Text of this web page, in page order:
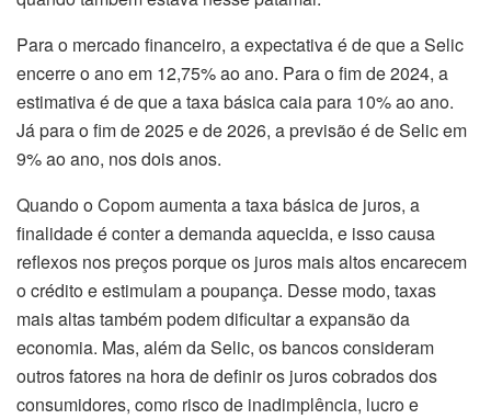
Para o mercado financeiro, a expectativa é de que a Selic
encerre o ano em 12,75% ao ano. Para o fim de 2024, a
estimativa é de que a taxa básica caia para 10% ao ano.
Já para o fim de 2025 e de 2026, a previsão é de Selic em
9% ao ano, nos dois anos.
Quando o Copom aumenta a taxa básica de juros, a
finalidade é conter a demanda aquecida, e isso causa
reflexos nos preços porque os juros mais altos encarecem
o crédito e estimulam a poupança. Desse modo, taxas
mais altas também podem dificultar a expansão da
economia. Mas, além da Selic, os bancos consideram
outros fatores na hora de definir os juros cobrados dos
consumidores, como risco de inadimplência, lucro e